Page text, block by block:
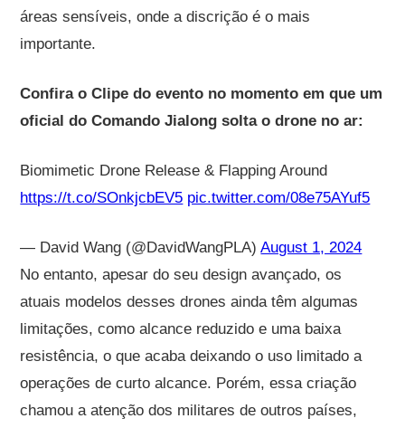
áreas sensíveis, onde a discrição é o mais
importante.
Confira o Clipe do evento no momento em que um
oficial do Comando Jialong solta o drone no ar:
Biomimetic Drone Release & Flapping Around
https://t.co/SOnkjcbEV5 pic.twitter.com/08e75AYuf5
— David Wang (@DavidWangPLA)August 1, 2024
No entanto, apesar do seu design avançado, os
atuais modelos desses drones ainda têm algumas
limitações, como alcance reduzido e uma baixa
resistência, o que acaba deixando o uso limitado a
operações de curto alcance. Porém, essa criação
chamou a atenção dos militares de outros países,